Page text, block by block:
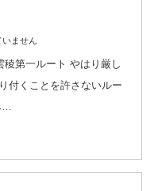
いません
第一ルート やはり厳し
付くことを許さないルー